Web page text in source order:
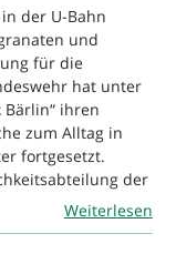
der U-Bahn
und
für die
hat unter
Bärlin“ ihren
zum Alltag in
fortgesetzt.
der
Weiterlesen